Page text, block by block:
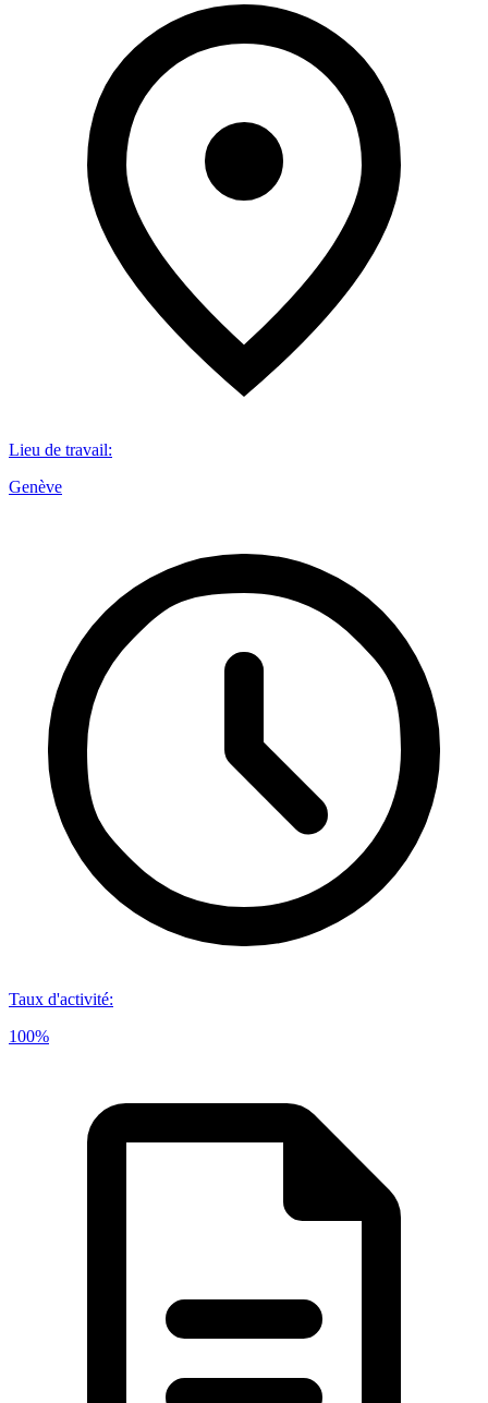
Lieu de travail:
Genève
Taux d'activité:
100%